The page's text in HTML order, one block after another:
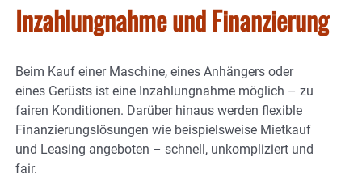
Inzahlungnahme und Finanzierung
Beim Kauf einer Maschine, eines Anhängers oder
eines Gerüsts ist eine Inzahlungnahme möglich – zu
fairen Konditionen. Darüber hinaus werden flexible
Finanzierungslösungen wie beispielsweise Mietkauf
und Leasing angeboten – schnell, unkompliziert und
fair.